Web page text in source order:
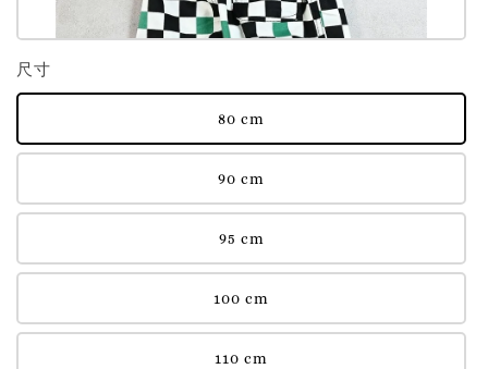
尺寸
80 cm
90 cm
95 cm
100 cm
110 cm